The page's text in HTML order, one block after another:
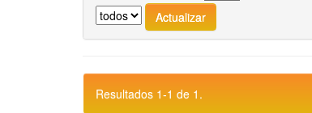
Resultados 1-1 de 1.